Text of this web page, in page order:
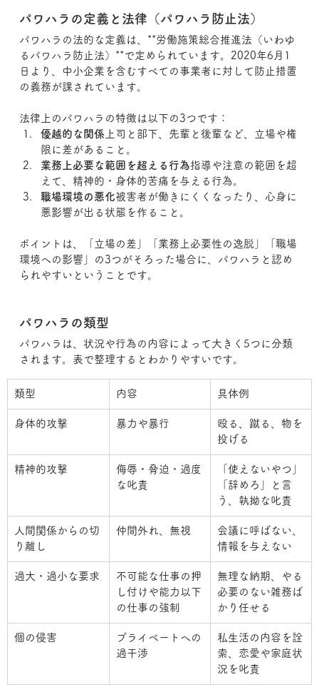
パワハラの定義と法律（パワハラ防止法）
パワハラの法的な定義は、**労働施策総合推進法（いわゆ
るパワハラ防止法）**で定められています。2020年6月1
日より、中小企業を含むすべての事業者に対して防止措置
の義務が課されています。
法律上のパワハラの特徴は以下の3つです：
優越的な関係 上司と部下、先輩と後輩など、立場や権
限に差があること。
業務上必要な範囲を超える行為指導や注意の範囲を超
えて、精神的・身体的苦痛を与える行為。
職場環境の悪化被害者が働きにくくなったり、心身に
悪影響が出る状態を作ること。
ポイントは、「立場の差」「業務上必要性の逸脱」「職場
環境への影響」の3つがそろった場合に、パワハラと認め
られやすいということです。
パワハラの類型
パワハラは、状況や行為の内容によって大きく5つに分類
されます。表で整理するとわかりやすいです。
類型 内容 具体例
身体的攻撃 暴力や暴行
殴る、蹴る、物を
投げる
精神的攻撃
侮辱・脅迫・過度
な叱責
「使えないやつ」
「辞めろ」と言
う、執拗な叱責
人間関係からの切
り離し
仲間外れ、無視
会議に呼ばない、
情報を与えない
過大・過小な要求
不可能な仕事の押
し付けや能力以下
の仕事の強制
無理な納期、やる
必要のない雑務ば
かり任せる
個の侵害
プライベートへの
過干渉
私生活の内容を詮
索、恋愛や家庭状
況を叱責